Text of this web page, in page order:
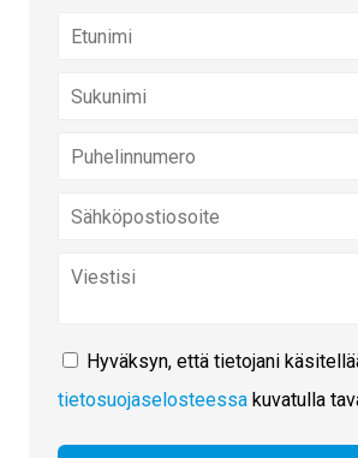
Hyväksyn, että tietojani
tietosuojaselosteessa kuvatulla